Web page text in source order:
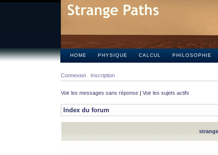
HOME PHYSIQUE CALCUL PHILOSOPHIE
Connexion Inscription
Voir les messages sans réponse | Voir les sujets actifs
Index du forum